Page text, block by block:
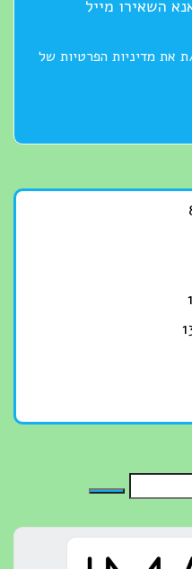
השאירו מייל
מדיניות הפרטיות של